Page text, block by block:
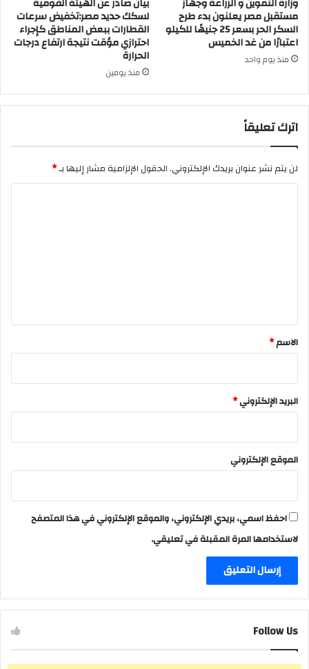
مستقبل مصر يعلنون بدء طرح
السكر الحر بسعر 25 جنيهًا للكيلو
اعتبارًا من غد الخميس
منذ يوم واحد
لسكك حديد مصر:تخفيض سرعات
القطارات ببعض المناطق كإجراء
احترازي مؤقت نتيجة ارتفاع درجات
الحرارة
منذ يومين
اترك تعليقاً
لن يتم نشر عنوان بريدك الإلكتروني.الحقول الإلزامية مشار إليها بـ*
*
الاسم*
البريد الإلكتروني*
الموقع الإلكتروني
احفظ اسمي، بريدي الإلكتروني، والموقع الإلكتروني في هذا المتصفح
لاستخدامها المرة المقبلة في تعليقي.
Follow Us